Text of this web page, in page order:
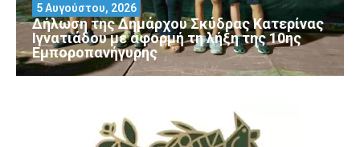
Δήλωση της Δημάρχου Σκύδρας Κατερίνας
Ιγνατιάδου με αφορμή τη λήξη της 10ης
Εμποροπανήγυρης
5 Αυγούστου, 2026